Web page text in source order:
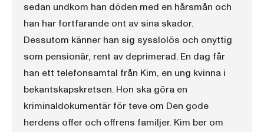
sedan undkom han döden med en hårsmån och
han har fortfarande ont av sina skador.
Dessutom känner han sig sysslolös och onyttig
som pensionär, rent av deprimerad. En dag får
han ett telefonsamtal från Kim, en ung kvinna i
bekantskapskretsen. Hon ska göra en
kriminaldokumentär för teve om Den gode
herdens offer och offrens familjer. Kim ber om